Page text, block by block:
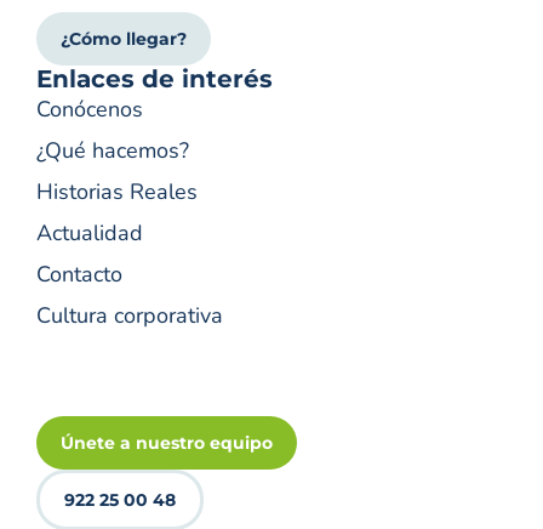
¿Cómo llegar?
Enlaces de interés
Conócenos
¿Qué hacemos?
Historias Reales
Actualidad
Contacto
Cultura corporativa
Únete a nuestro equipo
922 25 00 48